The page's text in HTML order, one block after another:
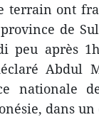
terrain ont
de
peu après
Abdul
nationale
dans